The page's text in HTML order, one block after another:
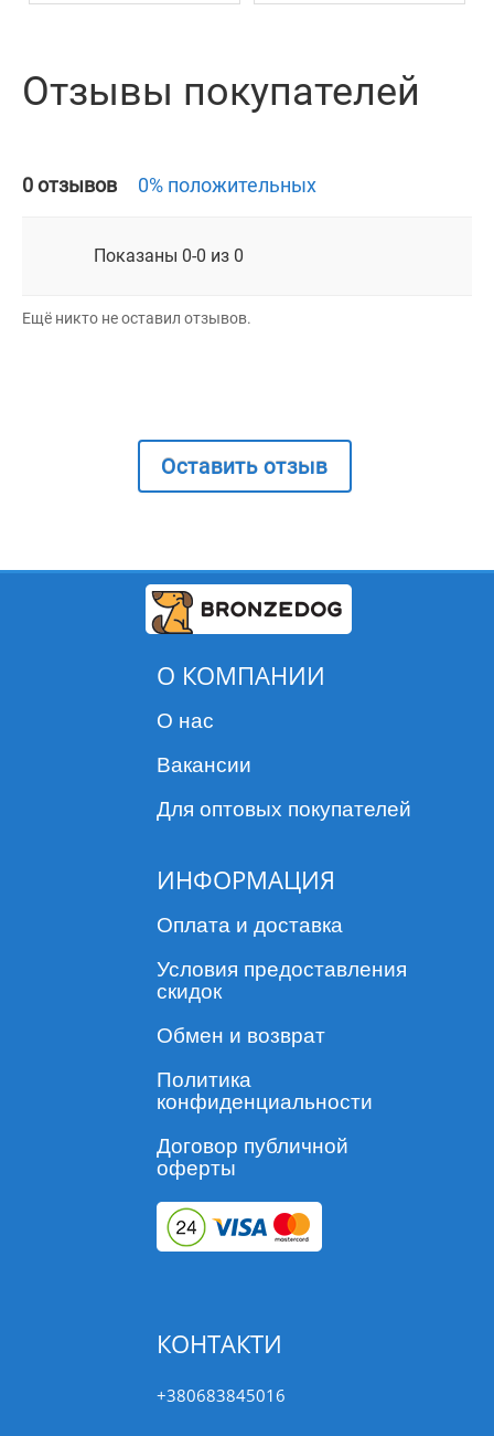
Отзывы покупателей
0 отзывов 0% положительных
Показаны 0-0 из 0
Ещё никто не оставил отзывов.
Оставить отзыв
О КОМПАНИИ
О нас
Вакансии
Для оптовых покупателей
ИНФОРМАЦИЯ
Оплата и доставка
Условия предоставления
скидок
Обмен и возврат
Политика
конфиденциальности
Договор публичной
оферты
КОНТАКТИ
+380683845016